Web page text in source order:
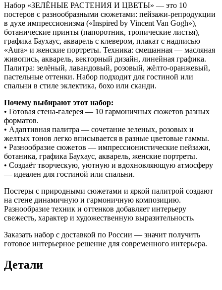
Набор «ЗЕЛЁНЫЕ РАСТЕНИЯ И ЦВЕТЫ» — это 10
постеров с разнообразными сюжетами: пейзажи-репродукции
в духе импрессионизма («Inspired by Vincent Van Gogh»),
ботанические принты (папоротник, тропические листья),
графика Баухаус, акварель с клевером, плакат с надписью
«Aura» и женские портреты. Техника: смешанная — масляная
живопись, акварель, векторный дизайн, линейная графика.
Палитра: зелёный, лавандовый, розовый, жёлто-оранжевый,
пастельные оттенки. Набор подходит для гостиной или
спальни в стиле эклектика, бохо или сканди.
Почему выбирают этот набор:
• Готовая стена-галерея — 10 гармоничных сюжетов разных
форматов.
• Адаптивная палитра — сочетание зеленых, розовых и
желтых тонов легко вписывается в разные цветовые гаммы.
• Разнообразие сюжетов — импрессионистические пейзажи,
ботаника, графика Баухаус, акварель, женские портреты.
• Создаёт творческую, уютную и вдохновляющую атмосферу
— идеален для гостиной или спальни.
Постеры с природными сюжетами и яркой палитрой создают
на стене динамичную и гармоничную композицию.
Разнообразие техник и оттенков добавляет интерьеру
свежесть, характер и художественную выразительность.
Заказать набор с доставкой по России — значит получить
готовое интерьерное решение для современного интерьера.
Детали